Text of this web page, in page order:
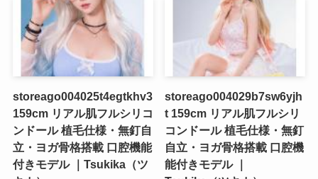
storeago004025t4egtkhv3
159cm リアル肌フルシリコ
ンドール 植毛仕様・無釘自
立・ヨガ骨格搭載 口腔機能
付きモデル ｜Tsukika（ツ
storeago004029b7sw6yjh
t 159cm リアル肌フルシリ
コンドール 植毛仕様・無釘
自立・ヨガ骨格搭載 口腔機
能付きモデル ｜